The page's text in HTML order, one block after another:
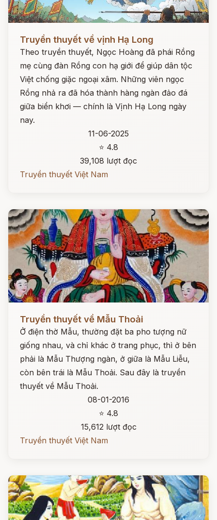
Đọc ngay
Truyền thuyết về vịnh Hạ Long
Theo truyền thuyết, Ngọc Hoàng đã phái Rồng
mẹ cùng đàn Rồng con hạ giới để giúp dân tộc
Việt chống giặc ngoại xâm. Những viên ngọc
Rồng nhả ra đã hóa thành hàng ngàn đảo đá
giữa biển khơi — chính là Vịnh Hạ Long ngày
nay.
11-06-2025
⭐ 4.8
39,108 lượt đọc
Truyền thuyết Việt Nam
Đọc ngay
Truyền thuyết về Mẫu Thoải
Ở điện thờ Mẫu, thường đặt ba pho tượng nữ
giống nhau, và chỉ khác ở trang phục, thì ở bên
phải là Mẫu Thượng ngàn, ở giữa là Mẫu Liễu,
còn bên trái là Mẫu Thoải. Sau đây là truyền
thuyết về Mẫu Thoải.
08-01-2016
⭐ 4.8
15,612 lượt đọc
Truyền thuyết Việt Nam